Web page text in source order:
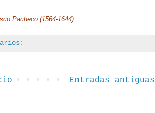
Pacheco (1564-1644).
Entradas antiguas